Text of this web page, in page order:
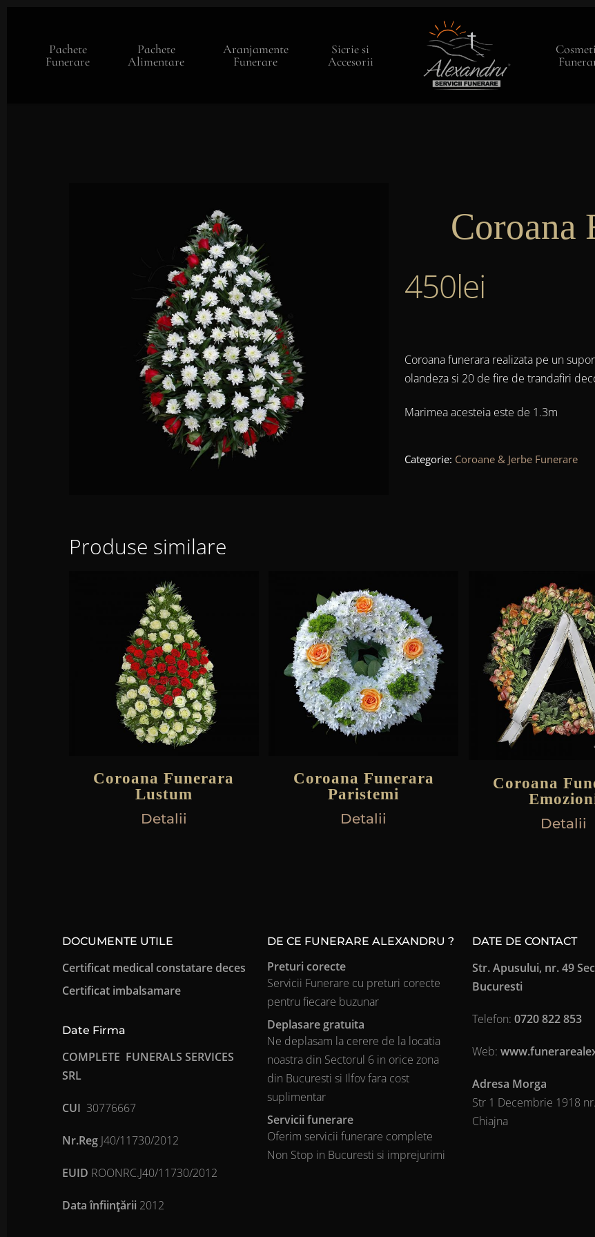
Pachete
Funerare
Pachete
Alimentare
Aranjamente
Funerare
Sicrie si
Accesorii
Coroana
450lei
Coroana funerara realizata pe un
olandeza si 20 de fire de trandafiri
Marimea acesteia este de 1.3m
Categorie: Coroane & Jerbe Funerare
Produse similare
Coroana Funerara
Lustum
Detalii
Coroana Funerara
Paristemi
Detalii
Coroana
Detalii
DOCUMENTE UTILE
Certificat medical constatare deces
Certificat imbalsamare
Date Firma
COMPLETE FUNERALS SERVICES
SRL
CUI 30776667
Nr.Reg J40/11730/2012
EUID ROONRC.J40/11730/2012
Data înfiinţării 2012
DE CE FUNERARE ALEXANDRU ?
Preturi corecte
Servicii Funerare cu preturi corecte
pentru fiecare buzunar
Deplasare gratuita
Ne deplasam la cerere de la locatia
noastra din Sectorul 6 in orice zona
din Bucuresti si Ilfov fara cost
suplimentar
Servicii funerare
Oferim servicii funerare complete
Non Stop in Bucuresti si imprejurimi
DATE DE CONTACT
Str. Apusului, nr. 49
Bucuresti
Telefon: 0720 822 853
Web:
Adresa Morga
Str 1 Decembrie 1918
Chiajna